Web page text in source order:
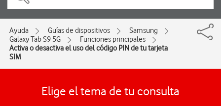
Ayuda Guías de dispositivos
Samsung
Galaxy Tab S9 5G
Funciones principales
Activa o desactiva el uso del código PIN de tu tarjeta
SIM
Elige el tema de tu consulta